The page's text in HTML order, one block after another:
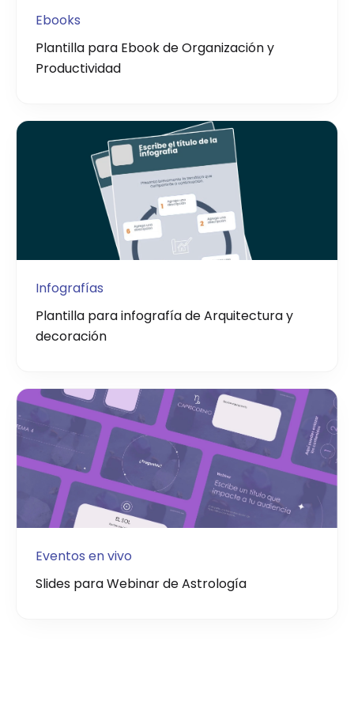
Ebooks
Plantilla para Ebook de Organización y
Productividad
Infografías
Plantilla para infografía de Arquitectura y
decoración
Eventos en vivo
Slides para Webinar de Astrología